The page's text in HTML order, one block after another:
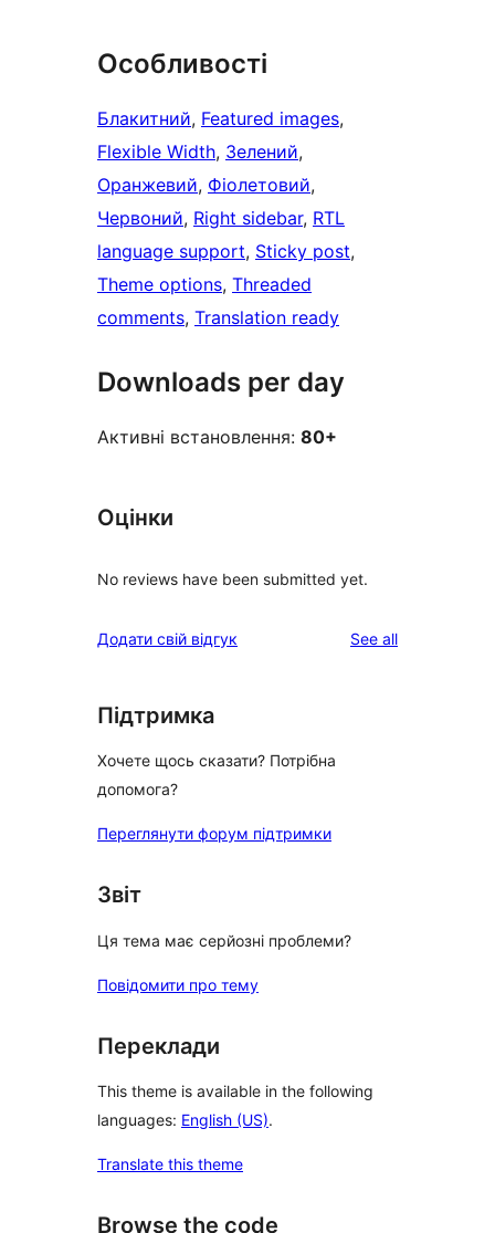
Особливості
Блакитний, Featured images
Flexible Width, Зелений
Оранжевий, Фіолетовий
Червоний, Right sidebar, RTL
language support, Sticky post
Theme options, Threaded
comments, Translation ready
Downloads per day
Активні встановлення: 80+
Оцінки
No reviews have been submitted yet.
Додати свій відгук See allreviews
Підтримка
Хочете щось сказати? Потрібна
допомога?
Переглянути форум підтримки
Звіт
Ця тема має серйозні проблеми?
Повідомити про тему
Переклади
This theme is available in the following
languages: English (US).
Translate this theme
Browse the code